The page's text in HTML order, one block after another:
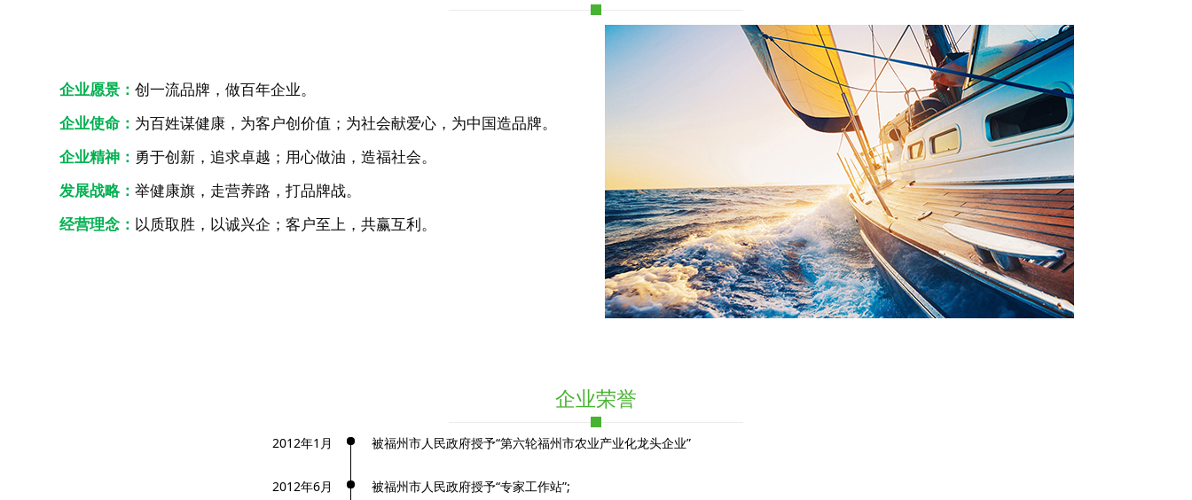
企业愿景： 创一流品牌，做百年企业。
企业使命： 为百姓谋健康，为客户创价值；为社会献爱心，为中国造品牌。
企业精神： 勇于创新，追求卓越；用心做油，造福社会。
发展战略： 举健康旗，走营养路，打品牌战。
经营理念： 以质取胜，以诚兴企；客户至上，共赢互利。
企业荣誉
2012年1月 被福州市人民政府授予“第六轮福州市农业产业化龙头企业”
2012年6月 被福州市人民政府授予“专家工作站”;